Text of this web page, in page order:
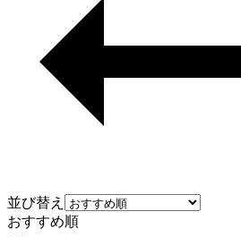
並び替え
おすすめ順